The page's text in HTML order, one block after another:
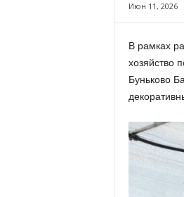
м
Июн 11, 2026
В рамках
хозяйство
Буньково